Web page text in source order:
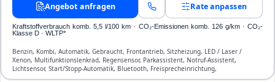
Angebot anfragen Rate anpassen
Kraftstoffverbrauch komb. 5,5 l/100 km · CO₂-Emissionen komb. 126 g/km · CO₂-
Klasse D · WLTP*
Benzin, Kombi, Automatik, Gebraucht, Frontantrieb, Sitzheizung, LED / Laser /
Xenon, Multifunktionslenkrad, Regensensor, Parkassistent, Notruf-Assistent,
Lichtsensor, Start/Stopp-Automatik, Bluetooth, Freisprecheinrichtung,
Verkehrszeichen-Erkennung, ESP, ABS, Klimaautomatik, Front-, Seiten- und weitere